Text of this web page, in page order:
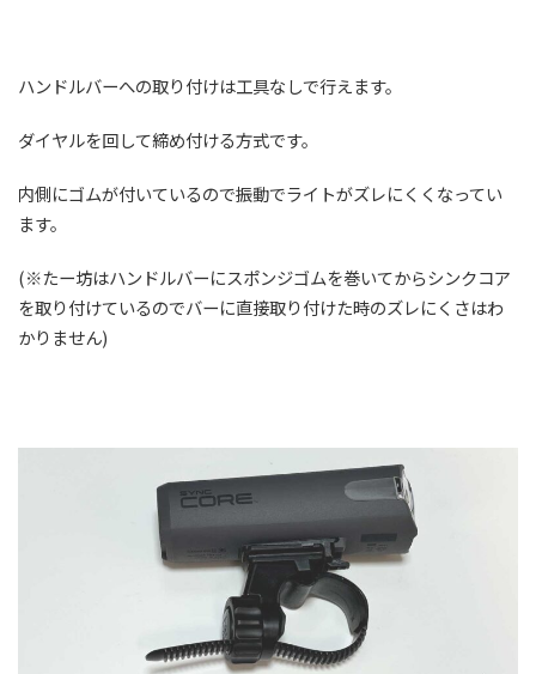
ハンドルバーへの取り付けは工具なしで行えます。
ダイヤルを回して締め付ける方式です。
内側にゴムが付いているので振動でライトがズレにくくなってい
ます。
(※たー坊はハンドルバーにスポンジゴムを巻いてからシンクコア
を取り付けているのでバーに直接取り付けた時のズレにくさはわ
かりません)